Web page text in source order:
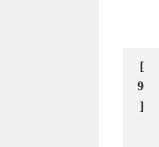
[
9
]